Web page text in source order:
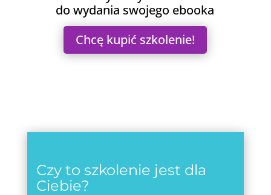
do wydania swojego ebooka
Chcę kupić szkolenie!
Czy to szkolenie jest dla
Ciebie?